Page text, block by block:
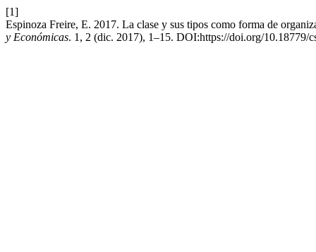
[1]
Espinoza Freire, E. 2017. La clase y sus tipos como forma de
y Económicas. 1, 2 (dic. 2017), 1–15. DOI:https://doi.org/10.18779/